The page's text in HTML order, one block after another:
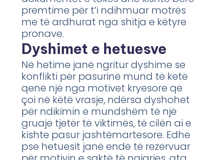
premtime për t’i ndihmuar motrës
me të ardhurat nga shitja e këtyre
pronave.
Dyshimet e hetuesve
Në hetime janë ngritur dyshime se
konflikti për pasurinë mund të ketë
qenë një nga motivet kryesore që
çoi në këtë vrasje, ndërsa dyshohet
për ndikimin e mundshëm të një
gruaje tjetër të viktimës, të cilën ai e
kishte pasur jashtëmartesore. Edhe
pse hetuesit janë ende të rezervuar